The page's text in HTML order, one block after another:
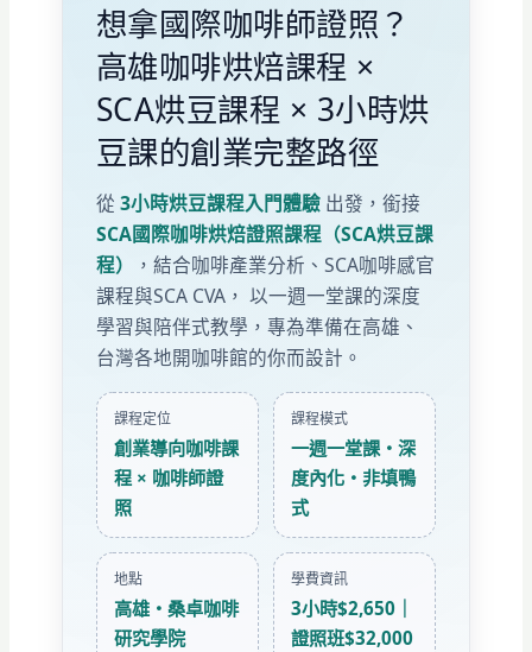
想拿國際咖啡師證照？
高雄咖啡烘焙課程 ×
SCA烘豆課程 × 3小時烘
豆課的創業完整路徑
從 3小時烘豆課程入門體驗出發，銜接
SCA國際咖啡烘焙證照課程（SCA烘豆課
程）
，結合咖啡產業分析、SCA咖啡感官
課程與SCA CVA， 以一週一堂課的深度
學習與陪伴式教學，專為準備在高雄、
台灣各地開咖啡館的你而設計。
課程定位
創業導向咖啡課
程 × 咖啡師證
照
課程模式
一週一堂課・深
度內化・非填鴨
式
地點
高雄・桑卓咖啡
研究學院
學費資訊
3小時$2,650｜
證照班$32,000